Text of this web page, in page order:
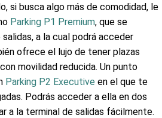
si busca algo más de comodidad, le
Parking P1 Premium, que se
a la cual podrá acceder
ofrece el lujo de tener plazas
movilidad reducida. Un punto
Parking P2 Executive en el que te
Podrás acceder a ella en dos
a la terminal de salidas fácilmente.